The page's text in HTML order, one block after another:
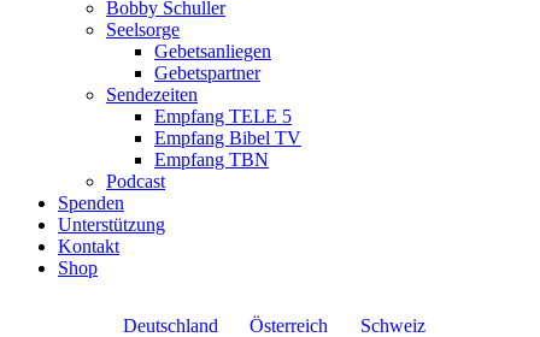
Bobby Schuller
Seelsorge
Gebetsanliegen
Gebetspartner
Sendezeiten
Empfang TELE 5
Empfang Bibel TV
Empfang TBN
Podcast
Spenden
Unterstützung
Kontakt
Shop
Deutschland Österreich Schweiz